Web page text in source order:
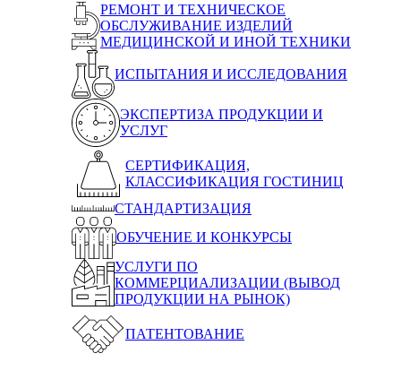
РЕМОНТ И ТЕХНИЧЕСКОЕ
ОБСЛУЖИВАНИЕ ИЗДЕЛИЙ
МЕДИЦИНСКОЙ И ИНОЙ ТЕХНИКИ
ИСПЫТАНИЯ И ИССЛЕДОВАНИЯ
ЭКСПЕРТИЗА ПРОДУКЦИИ И
УСЛУГ
СЕРТИФИКАЦИЯ,
КЛАССИФИКАЦИЯ ГОСТИНИЦ
СТАНДАРТИЗАЦИЯ
ОБУЧЕНИЕ И КОНКУРСЫ
УСЛУГИ ПО
КОММЕРЦИАЛИЗАЦИИ (ВЫВОД
ПРОДУКЦИИ НА РЫНОК)
ПАТЕНТОВАНИЕ